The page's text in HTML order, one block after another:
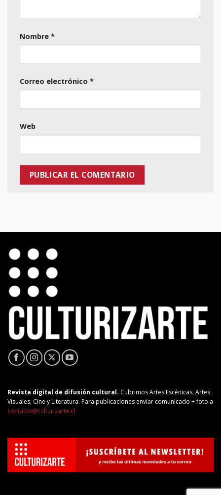
Nombre *
Correo electrónico *
Web
Revista digital de difusión cultural. Cubrimos Artes Escénicas, Artes
Visuales, Cine y Literatura. Para publicaciones enviar comunicado + foto a
contacto@culturizarte.cl